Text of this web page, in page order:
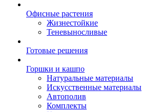
Офисные растения
Жизнестойкие
Теневыносливые
Готовые решения
Горшки и кашпо
Натуральные материалы
Искусственные материалы
Автополив
Комплекты